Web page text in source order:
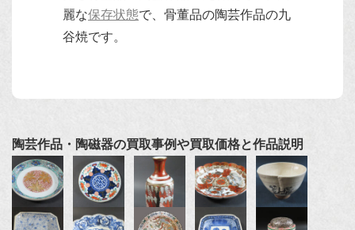
麗な保存状態で、骨董品の陶芸作品の九
谷焼です。
陶芸作品・陶磁器の買取事例や買取価格と作品説明